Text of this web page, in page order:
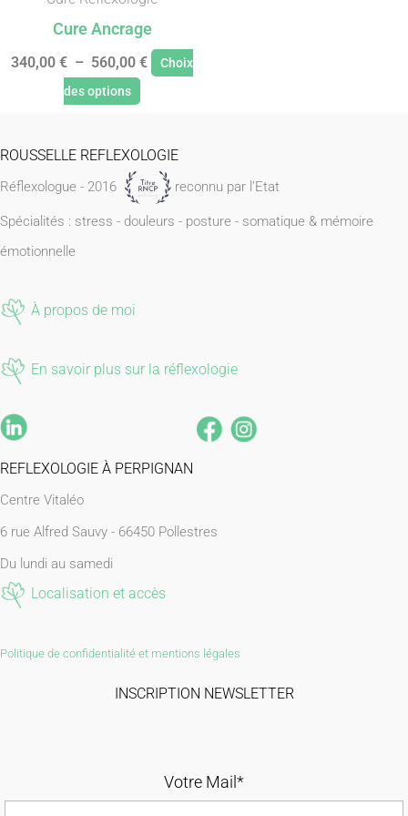
Cure Ancrage
340,00 € – 560,00 €
Choix
des options
sur
la
page
produit
ROUSSELLE REFLEXOLOGIE
Réflexologue - 2016 reconnu par l’Etat
Spécialités : stress - douleurs - posture - somatique & mémoire
émotionnelle
À propos de moi
En savoir plus sur la réflexologie
REFLEXOLOGIE À PERPIGNAN
Centre Vitaléo
6 rue Alfred Sauvy - 66450 Pollestres
Du lundi au samedi
Localisation et accès
Politique de confidentialité et mentions légales
INSCRIPTION NEWSLETTER
Votre Mail*